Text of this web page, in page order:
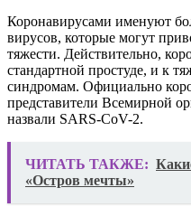
Коронавирусами именуют
вирусов, которые могут
тяжести. Действительно,
стандартной простуде, и к
синдромам. Официально
представители Всемирной
назвали SARS-CoV-2.
ЧИТАТЬ ТАКЖЕ:
«Остров мечты»